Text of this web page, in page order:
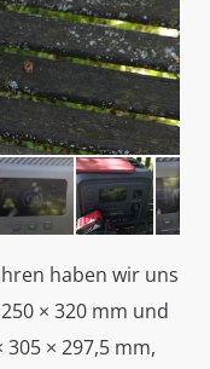
haben wir uns
× 320 mm und
× 297,5 mm,